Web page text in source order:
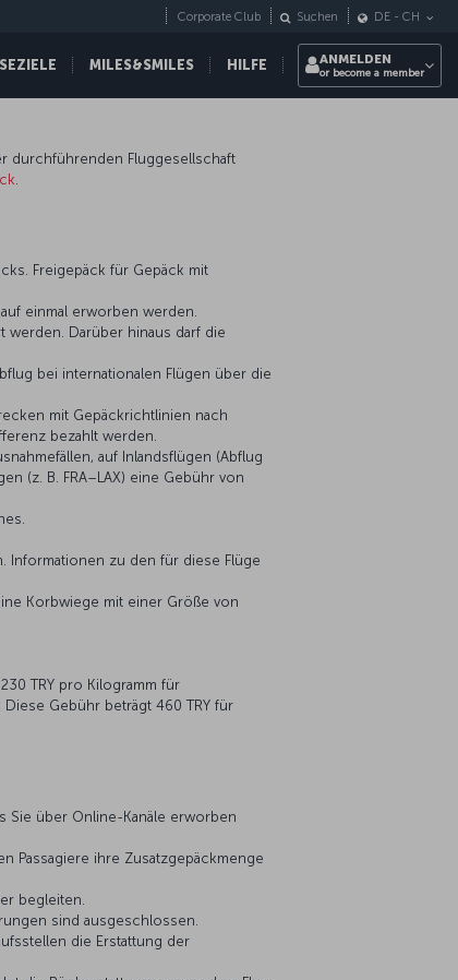
MILES&SMILES HILFE
Corporate Club Suchen DE - CH
ANMELDEN
or become a member
durchführenden Fluggesellschaft
.
Freigepäck für Gepäck mit
einmal erworben werden.
werden. Darüber hinaus darf die
bei internationalen Flügen über die
mit Gepäckrichtlinien nach
bezahlt werden.
auf Inlandsflügen (Abflug
(z. B. FRA–LAX) eine Gebühr von
Informationen zu den für diese Flüge
Korbwiege mit einer Größe von
TRY pro Kilogramm für
Gebühr beträgt 460 TRY für
Sie über Online-Kanäle erworben
Passagiere ihre Zusatzgepäckmenge
begleiten.
sind ausgeschlossen.
die Erstattung der